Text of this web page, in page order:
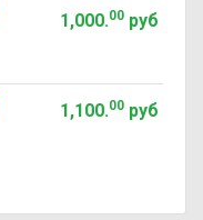
1,000.00руб
1,100.00руб